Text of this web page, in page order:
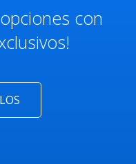
con